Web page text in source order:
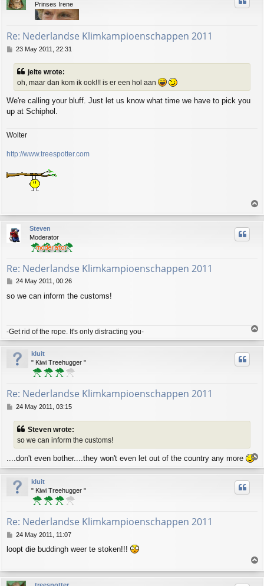
Prinses Irene
Re: Nederlandse Klimkampioenschappen 2011
P
s
23 May 2011, 22:31
jelte wrote:
oh, maar dan kom ik ook!!! is er een hol aan
We're calling your bluff. Just let us know what time we have to pick you
up at Schiphol.
Wolter
http://www.treespotter.com
p
Steven
Moderator
Re: Nederlandse Klimkampioenschappen 2011
P
s
24 May 2011, 00:26
so we can inform the customs!
-Get rid of the rope. It's only distracting you-
o
p
kluit
" Kiwi Treehugger "
Re: Nederlandse Klimkampioenschappen 2011
P
s
24 May 2011, 03:15
Steven wrote:
so we can inform the customs!
....don't even bother....they won't even let out of the country any more
o
p
kluit
" Kiwi Treehugger "
Re: Nederlandse Klimkampioenschappen 2011
P
s
24 May 2011, 11:07
loopt die buddingh weer te stoken!!!
o
p